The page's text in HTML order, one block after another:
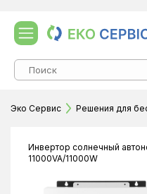
Эко Сервис Решения для
Инвертор солнечный
11000VA/11000W